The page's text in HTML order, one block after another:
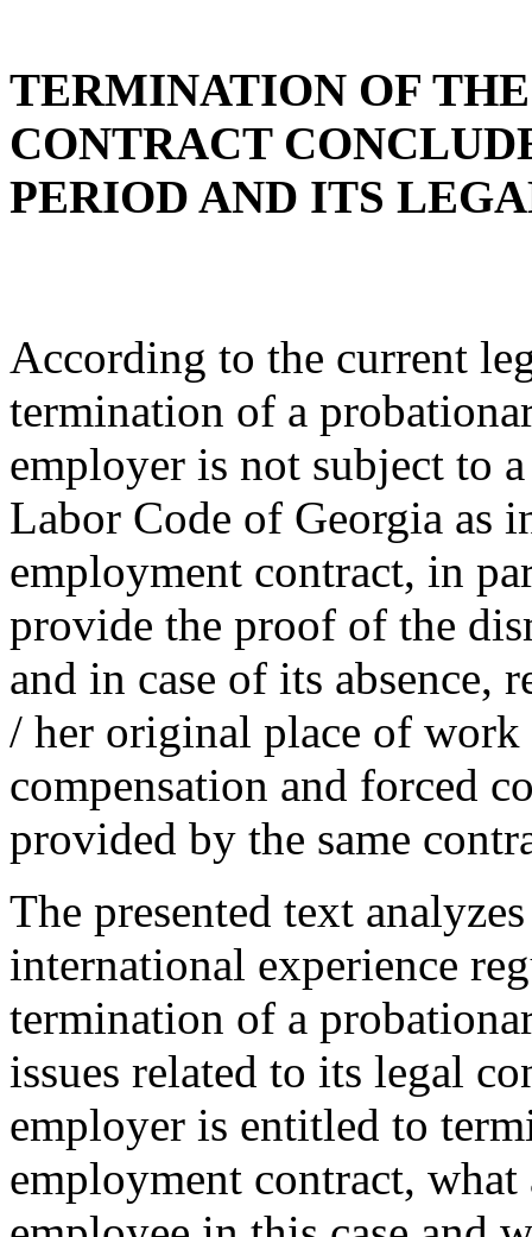
TERMINATION OF
CONTRACT
PERIOD AND ITS
According to the current
termination of a
employer is not subject to
Labor Code of Georgia as
employment contract, in
provide the proof of the
and in case of its absence,
/ her original place of
compensation and forced
provided by the same
The presented text
international experience
termination of a
issues related to its legal
employer is entitled to
employment contract,